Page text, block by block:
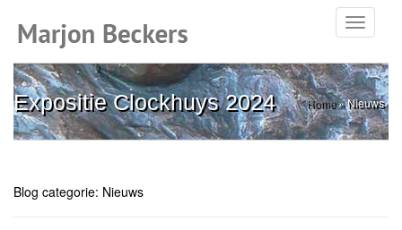
Toggle
Expositie Clockhuys 2024 Home»Nieuws
Blog categorie: Nieuws